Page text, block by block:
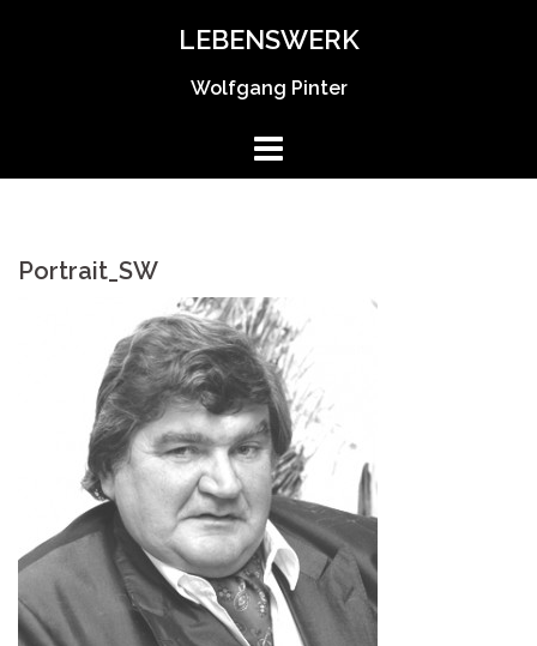
LEBENSWERK
Wolfgang Pinter
Portrait_SW